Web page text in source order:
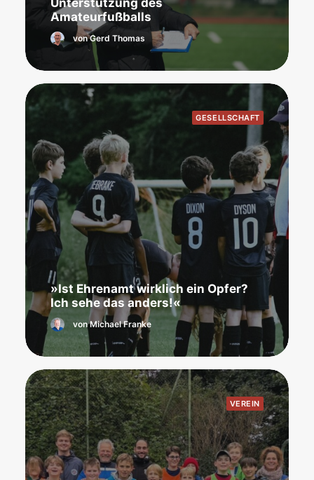
Unterstützung des
Amateurfußballs
von Gerd Thomas
GESELLSCHAFT
»Ist Ehrenamt wirklich ein Opfer?
Ich sehe das anders!«
von Michael Franke
VEREIN